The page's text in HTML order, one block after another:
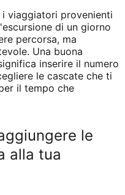
viaggiatori provenienti
di un giorno
percorsa, ma
Una buona
inserire il numero
le cascate che ti
il tempo che
le
alla tua